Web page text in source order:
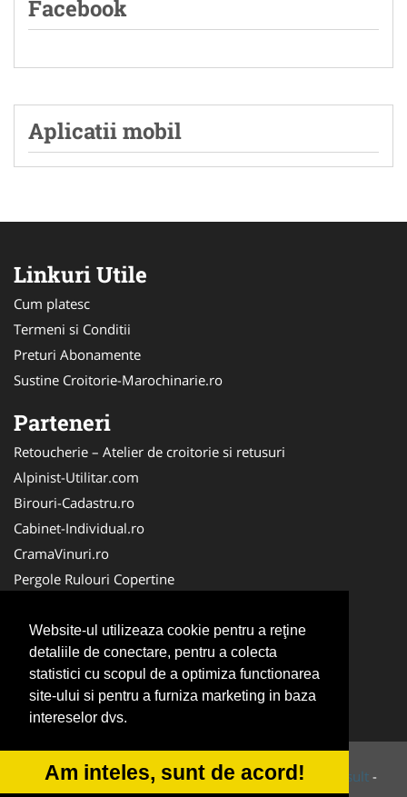
Website-ul utilizeaza cookie pentru a reţine
detaliile de conectare, pentru a colecta
statistici cu scopul de a optimiza functionarea
site-ului si pentru a furniza marketing in baza
intereselor dvs.
Am inteles, sunt de acord!
Facebook
Aplicatii mobil
Linkuri Utile
Cum platesc
Termeni si Conditii
Preturi Abonamente
Sustine Croitorie-Marochinarie.ro
Parteneri
Retoucherie – Atelier de croitorie si retusuri
Alpinist-Utilitar.com
Birouri-Cadastru.ro
Cabinet-Individual.ro
CramaVinuri.ro
Pergole Rulouri Copertine
Cardiologul.ro
CentruInchirieri.ro
Copertine-Inchideri-Terase.com
Service-Reparatii.com
© 2014-2026 Powered byVilonMedia&Tokaido Consult -